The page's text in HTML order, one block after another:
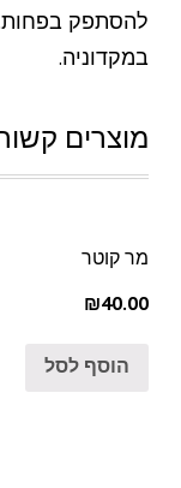
להסתפק בפחות.
במקדוניה.
מוצרים
מר קוטר
₪40.00
הוסף לסל